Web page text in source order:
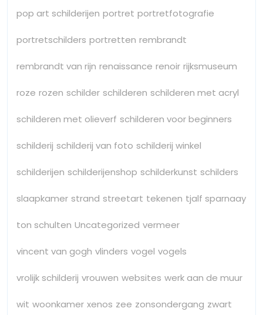
pop art schilderijen portret portretfotografie
portretschilders portretten rembrandt
rembrandt van rijn renaissance renoir rijksmuseum
roze rozen schilder schilderen schilderen met acryl
schilderen met olieverf schilderen voor beginners
schilderij schilderij van foto schilderij winkel
schilderijen schilderijenshop schilderkunst schilders
slaapkamer strand streetart tekenen tjalf sparnaay
ton schulten Uncategorized vermeer
vincent van gogh vlinders vogel vogels
vrolijk schilderij vrouwen websites werk aan de muur
wit woonkamer xenos zee zonsondergang zwart